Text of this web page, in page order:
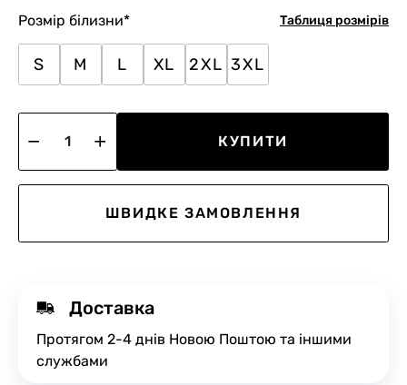
Таблиця розмірів
Розмір білизни*
S M L XL 2XL 3XL
КУПИТИ
ШВИДКЕ ЗАМОВЛЕННЯ
Доставка
Протягом 2-4 днів Новою Поштою та іншими
службами